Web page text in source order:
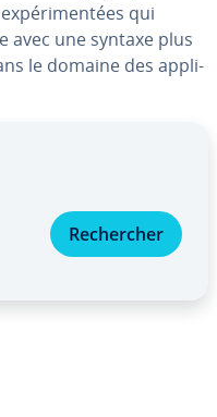
qui
avec une syntaxe plus
le domaine des ap­pli­
Re­cher­cher